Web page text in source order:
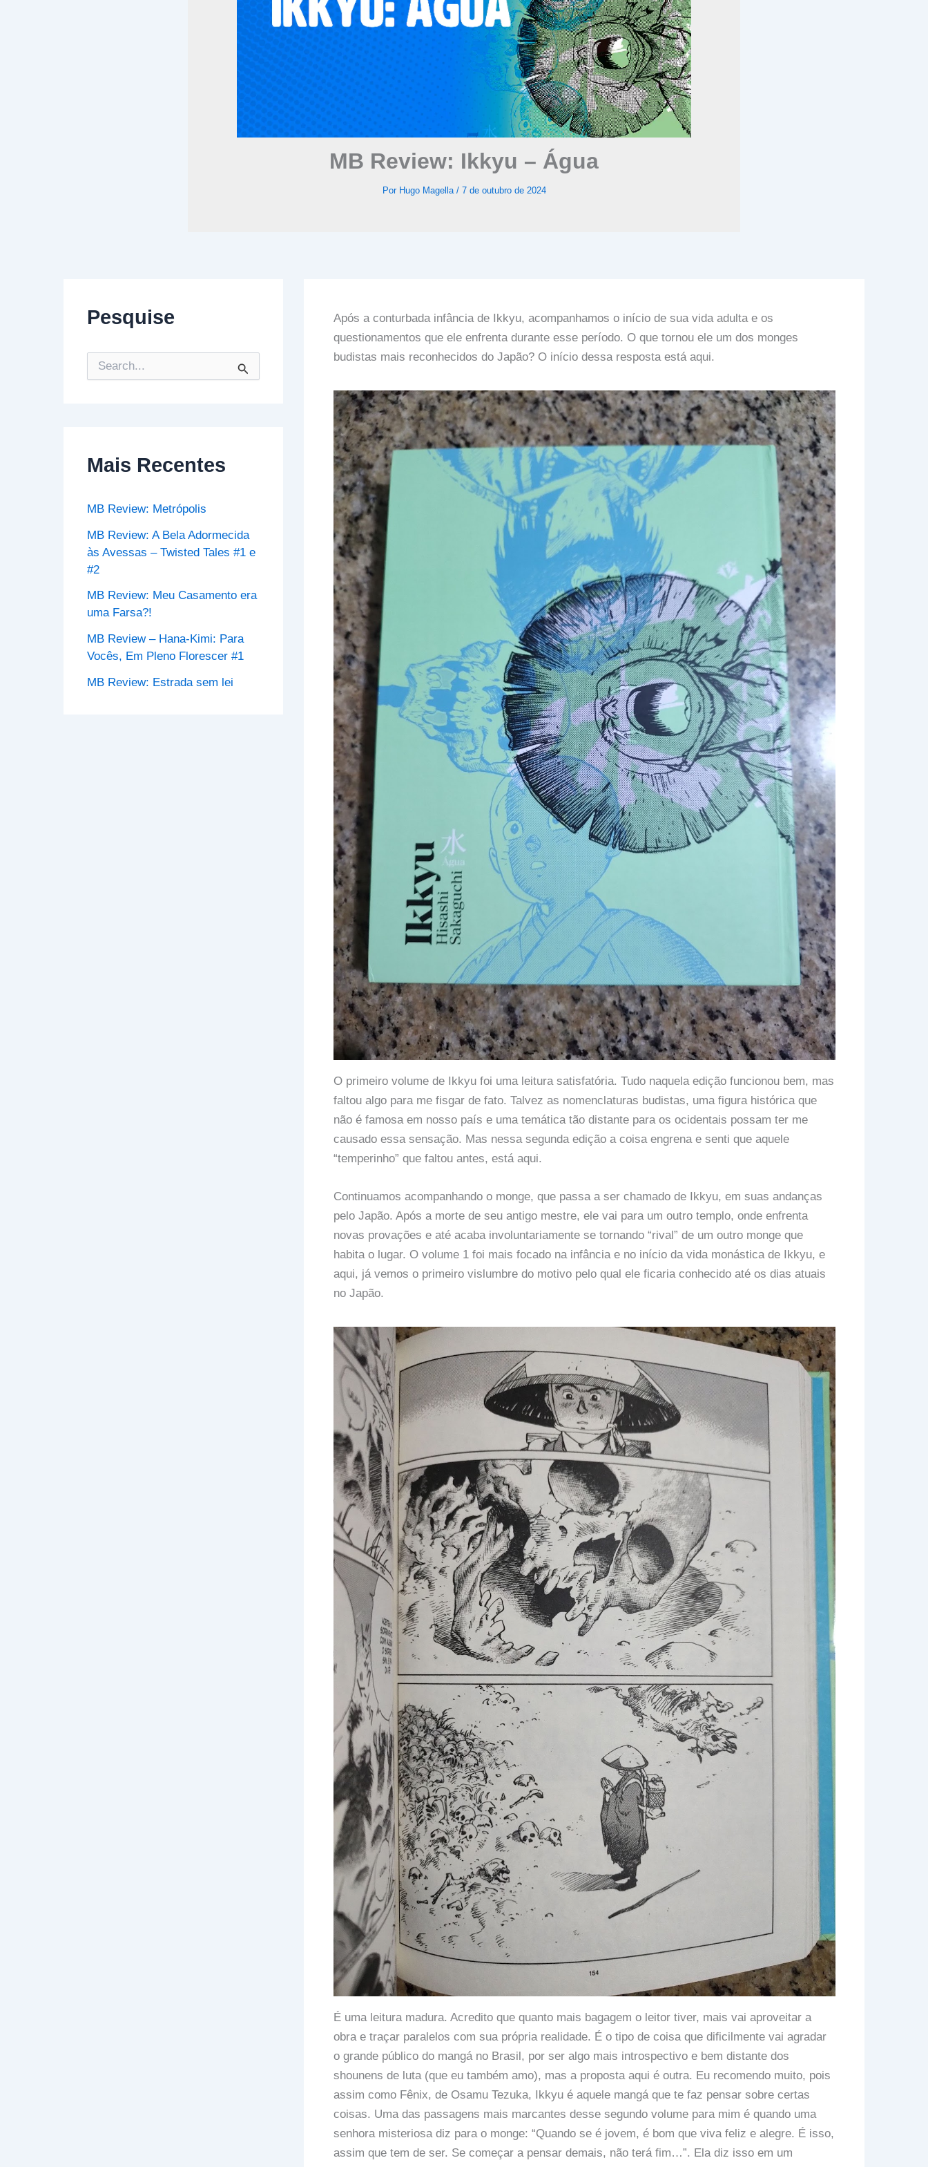
MB Review: Ikkyu – Água
Por Hugo Magella / 7 de outubro de 2024
Pesquise
e
a
o
:
Mais Recentes
MB Review: Metrópolis
MB Review: A Bela Adormecida
às Avessas – Twisted Tales #1 e
#2
MB Review: Meu Casamento era
uma Farsa?!
MB Review – Hana-Kimi: Para
Vocês, Em Pleno Florescer #1
MB Review: Estrada sem lei
Após a conturbada infância de Ikkyu, acompanhamos o início de sua vida adulta e os
questionamentos que ele enfrenta durante esse período. O que tornou ele um dos monges
budistas mais reconhecidos do Japão? O início dessa resposta está aqui.
O primeiro volume de Ikkyu foi uma leitura satisfatória. Tudo naquela edição funcionou bem, mas
faltou algo para me fisgar de fato. Talvez as nomenclaturas budistas, uma figura histórica que
não é famosa em nosso país e uma temática tão distante para os ocidentais possam ter me
causado essa sensação. Mas nessa segunda edição a coisa engrena e senti que aquele
“temperinho” que faltou antes, está aqui.
Continuamos acompanhando o monge, que passa a ser chamado de Ikkyu, em suas andanças
pelo Japão. Após a morte de seu antigo mestre, ele vai para um outro templo, onde enfrenta
novas provações e até acaba involuntariamente se tornando “rival” de um outro monge que
habita o lugar. O volume 1 foi mais focado na infância e no início da vida monástica de Ikkyu, e
aqui, já vemos o primeiro vislumbre do motivo pelo qual ele ficaria conhecido até os dias atuais
no Japão.
É uma leitura madura. Acredito que quanto mais bagagem o leitor tiver, mais vai aproveitar a
obra e traçar paralelos com sua própria realidade. É o tipo de coisa que dificilmente vai agradar
o grande público do mangá no Brasil, por ser algo mais introspectivo e bem distante dos
shounens de luta (que eu também amo), mas a proposta aqui é outra. Eu recomendo muito, pois
assim como Fênix, de Osamu Tezuka, Ikkyu é aquele mangá que te faz pensar sobre certas
coisas. Uma das passagens mais marcantes desse segundo volume para mim é quando uma
senhora misteriosa diz para o monge: “Quando se é jovem, é bom que viva feliz e alegre. É isso,
assim que tem de ser. Se começar a pensar demais, não terá fim…”. Ela diz isso em um